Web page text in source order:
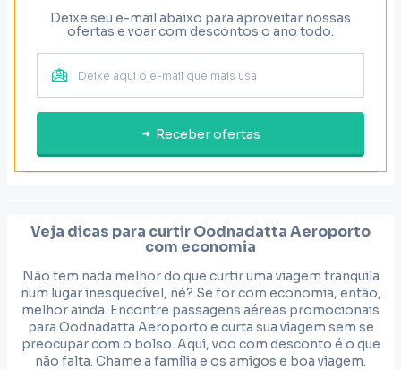
Deixe seu e-mail abaixo para aproveitar nossas
ofertas e voar com descontos o ano todo.
Receber ofertas
Veja dicas para curtirOodnadatta Aeroporto
com economia
Não tem nada melhor do que curtir uma viagem tranquila
num lugar inesquecível, né? Se for com economia, então,
melhor ainda. Encontre passagens aéreas promocionais
para Oodnadatta Aeroporto e curta sua viagem sem se
preocupar com o bolso. Aqui, voo com desconto é o que
não falta. Chame a família e os amigos e boa viagem.